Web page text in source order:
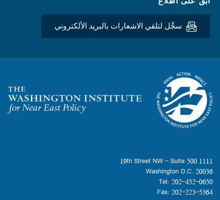
سجِّل لتلقي الاشعارات بالبريد الألكتروني
Homepage
1111 19th Street NW - Suite 500
Washington D.C. 20036
Tel: 202-452-0650
Fax: 202-223-5364